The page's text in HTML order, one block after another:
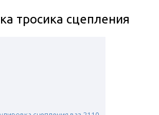
тросика сцепления